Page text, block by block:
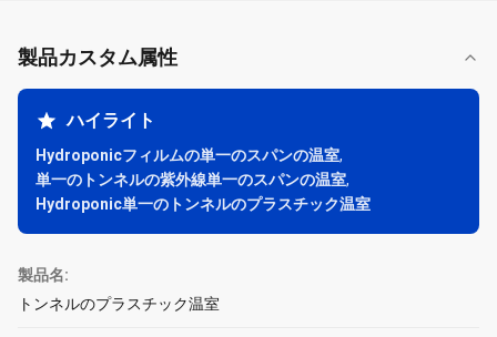
製品カスタム属性
ハイライト
Hydroponicフィルムの単一のスパンの温室,
単一のトンネルの紫外線単一のスパンの温室,
Hydroponic単一のトンネルのプラスチック温室
製品名:
トンネルのプラスチック温室